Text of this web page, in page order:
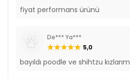
fiyat performans ürünü
De*** Ya***
5,0
bayıldı poodle ve shihtzu kızlarım